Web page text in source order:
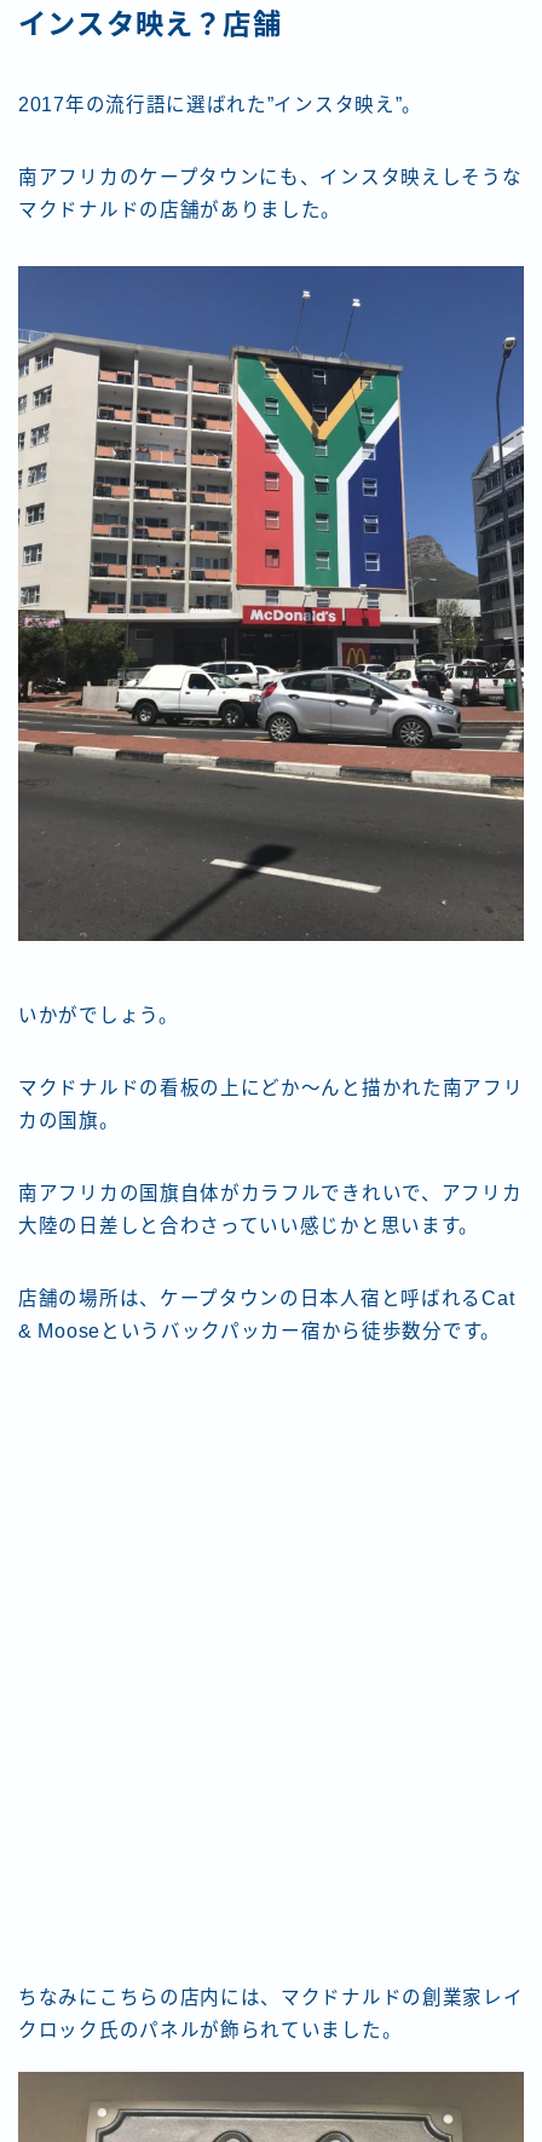
インスタ映え？店舗
2017年の流行語に選ばれた”インスタ映え”。
南アフリカのケープタウンにも、インスタ映えしそうな
マクドナルドの店舗がありました。
いかがでしょう。
マクドナルドの看板の上にどか〜んと描かれた南アフリ
カの国旗。
南アフリカの国旗自体がカラフルできれいで、アフリカ
大陸の日差しと合わさっていい感じかと思います。
店舗の場所は、ケープタウンの日本人宿と呼ばれるCat
& Mooseというバックパッカー宿から徒歩数分です。
ちなみにこちらの店内には、マクドナルドの創業家レイ
クロック氏のパネルが飾られていました。